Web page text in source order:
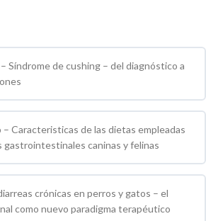
Síndrome de cushing – del diagnóstico a
0 / 0 pasos
– Caracteristicas de las dietas empleadas
gastrointestinales caninas y felinas
0 / 0 pasos
crónicas en perros y gatos – el
como nuevo paradigma terapéutico